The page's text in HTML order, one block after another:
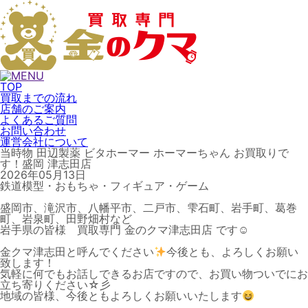
TOP
買取までの流れ
店舗のご案内
よくあるご質問
お問い合わせ
運営会社について
当時物 田辺製薬 ビタホーマー ホーマーちゃん お買取りで
す！盛岡 津志田店
2026年05月13日
鉄道模型・おもちゃ・フィギュア・ゲーム
盛岡市、滝沢市、八幡平市、二戸市、雫石町、岩手町、葛巻
町、岩泉町、田野畑村など
岩手県の皆様 買取専門 金のクマ津志田店 です☺
金クマ津志田と呼んでください
今後とも、よろしくお願い
致します！
気軽に何でもお話しできるお店ですので、お買い物ついでにお
立ち寄りください☆彡
地域の皆様、今後ともよろしくお願いいたします